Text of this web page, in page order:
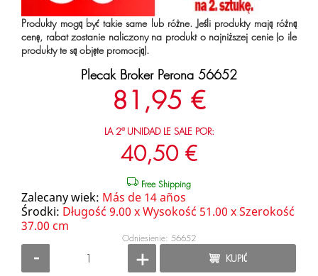
Produkty mogą być takie same lub różne. Jeśli produkty mają różną
cenę, rabat zostanie naliczony na produkt o najniższej cenie (o ile
produkty te są objęte promocją).
Plecak Broker Perona 56652
81,95 €
LA 2ª UNIDAD LE SALE POR:
40,50 €
Free Shipping
Zalecany wiek: Más de 14 años
Środki: Długość 9.00 x Wysokość 51.00 x Szerokość
37.00 cm
Odniesienie: 56652
- + KUPIĆ